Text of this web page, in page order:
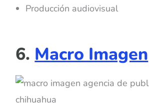
Producción audiovisual
6.Macro Imagen